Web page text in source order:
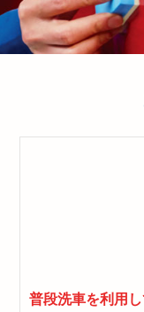
普段洗車を利用